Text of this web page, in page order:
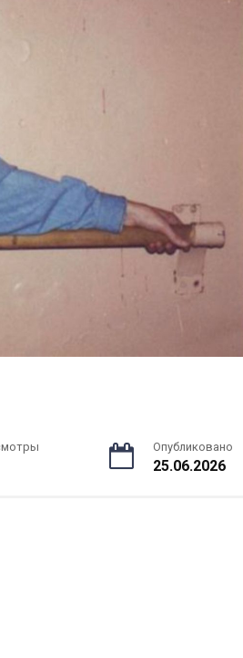
Опубликовано
25.06.2026